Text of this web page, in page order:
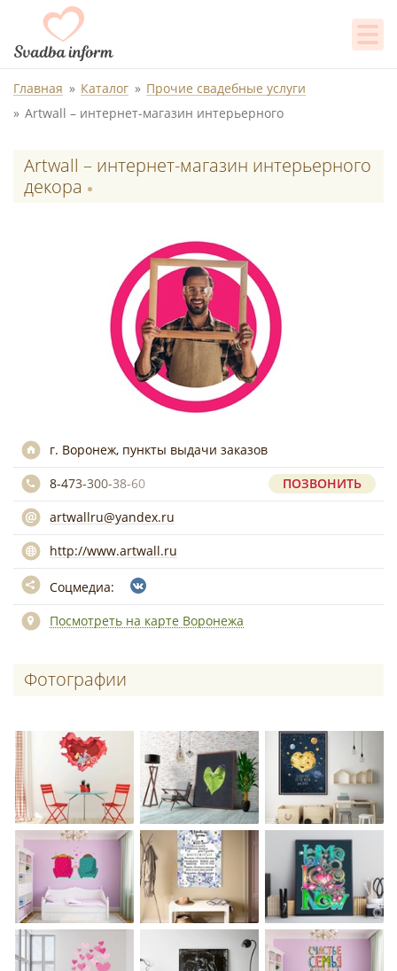
Главная Каталог
Прочие свадебные услуги
Artwall – интернет-магазин интерьерного
Artwall – интернет-магазин интерьерного
декора
г. Воронеж, пункты выдачи заказов
8-473-300-38-60
ПОЗВОНИТЬ
artwallru@yandex.ru
http://www.artwall.ru
Соцмедиа:
Посмотреть на карте Воронежа
Фотографии